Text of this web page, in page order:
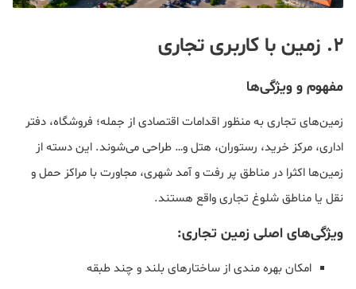
2. زمین با کاربری تجاری
مفهوم و ویژگی‌ها
زمین‌های تجاری به منظور اقدامات اقتصادی از جمله؛ فروشگاه، دفتر
اداری، مرکز خرید، رستوران، هتل و… طراحی می‌شوند. این دسته از
زمین‌ها اکثرا در مناطق پر رفت و آمد شهری، مجاورت با مراکز حمل و
نقل یا مناطق شلوغ تجاری واقع هستند.
ویژگی‌های اصلی زمین تجاری:
امکان بهره مندی از ساختارهای بلند و چند طبقه